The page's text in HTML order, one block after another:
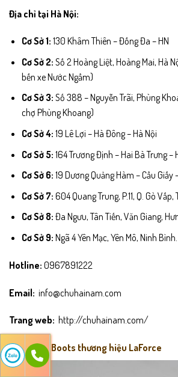
Địa chỉ tại Hà Nội:
Cơ Sở 1: 130 Khâm Thiên – Đống Đa – HN
Cơ Sở 2: Số 2 Hoàng Liệt, Hoàng Mai, Hà
bến xe Nước Ngầm)
Cơ Sở 3: Số 388 – Nguyễn Trãi, Phùng
chợ Phùng Khoang)
Cơ Sở 4: 19 Lê Lợi – Hà Đông – Hà Nội
Cơ Sở 5: 164 Trương Định – Hai Bà Trưng –
Cơ Sở 6: 19 Dương Quảng Hàm – Cầu Giấy
Cơ Sở 7: 604 Quang Trung, P.11, Q. Gò Vấp,
Cơ Sở 8: Đa Ngưu, Tân Tiến, Văn Giang,
Cơ Sở 9: Ngã 4 Yên Mạc, Yên Mô, Ninh Bình.
Hotline: 0967891222
Email: info@chuhainam.com
Trang web: http://chuhainam.com/
2. Chukka Boots thương hiệu LaForce